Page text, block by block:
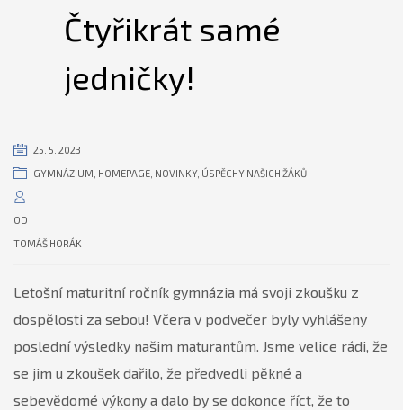
Čtyřikrát samé
jedničky!
25. 5. 2023
GYMNÁZIUM HOMEPAGE NOVINKY, ÚSPĚCHY NAŠICH ŽÁKŮ
OD
TOMÁŠ HORÁK
Letošní maturitní ročník gymnázia má svoji zkoušku z
dospělosti za sebou! Včera v podvečer byly vyhlášeny
poslední výsledky našim maturantům. Jsme velice rádi, že
se jim u zkoušek dařilo, že předvedli pěkné a
sebevědomé výkony a dalo by se dokonce říct, že to